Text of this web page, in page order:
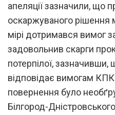
апеляції зазначили, що
оскаржуваного рішення
мірі дотримався вимог
задовольнив скарги
потерпілої,
відповідає вимогам КПК
повернення було
Білгород-